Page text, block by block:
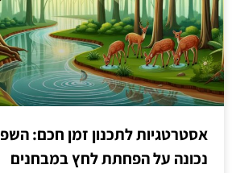
אסטרטגיות לתכנון זמן חכם:
נכונה על הפחתת לחץ במבחנים